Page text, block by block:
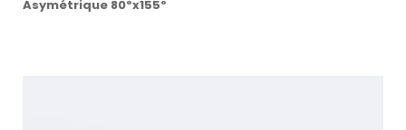
Asymétrique 80ºx155º